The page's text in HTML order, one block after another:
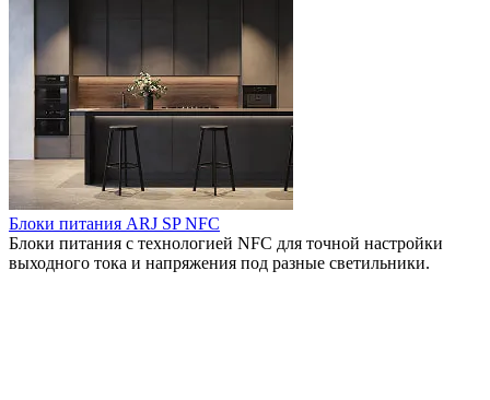
Блоки питания ARJ SP NFC
Блоки питания с технологией NFC для точной настройки
выходного тока и напряжения под разные светильники.